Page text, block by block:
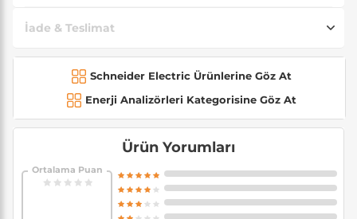
İade & Teslimat
Schneider Electric Ürünlerine Göz At
Enerji Analizörleri Kategorisine Göz At
Ürün Yorumları
Ortalama Puan